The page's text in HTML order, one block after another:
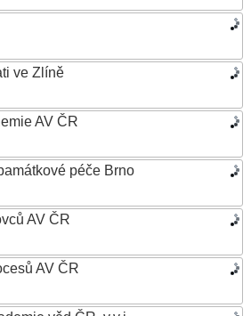
ve Zlíně
AV ČR
péče Brno
AV ČR
AV ČR